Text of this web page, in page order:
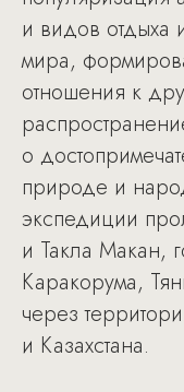
и видов отдыха
мира,
отношения к
о
природе и
экспедиции
и Такла Макан,
Каракорума,
через
и Казахстана.